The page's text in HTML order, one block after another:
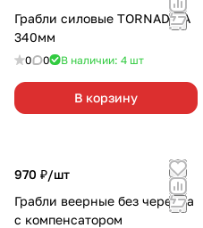
Грабли силовые TORNADICA
340мм
0 0 В наличии: 4 шт
В корзину
970 ₽/шт
Грабли веерные без черенка
с компенсатором